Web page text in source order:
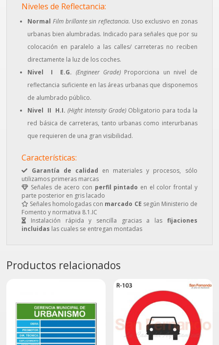
Niveles de Reflectancia:
Normal Film brillante sin reflectancia. Uso exclusivo en zonas
urbanas bien alumbradas. Indicado para señales que por su
colocación en paralelo a las calles/ carreteras no reciben
directamente la luz de los coches.
Nivel I E.G. (Engineer Grade)Proporciona un nivel de
reflectancia suficiente en las áreas urbanas que disponemos
de alumbrado público.
Nivel II H.I.(Hight Intensity Grade)Obligatorio para toda la
red básica de carreteras, tanto urbanas como interurbanas
que requieren de una gran visibilidad.
Características:
Garantía de calidad en materiales y procesos, sólo
utilizamos primeras marcas
Señales de acero con perfil pintado en el color frontal y
parte posterior en gris lacado
Señales homologadas con marcado CE según Ministerio de
Fomento y normativa 8.1.IC
Instalación rápida y sencilla gracias a las fijaciones
incluidas las cuales se entregan montadas
Productos relacionados